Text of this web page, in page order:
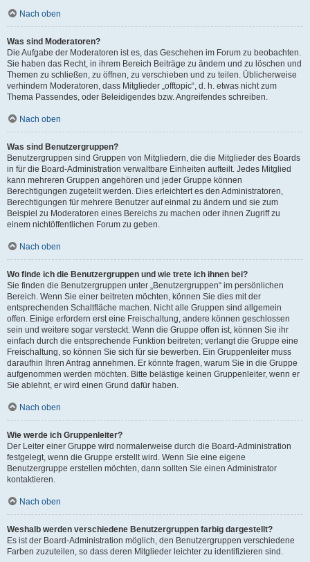
Nach oben
Was sind Moderatoren?
Die Aufgabe der Moderatoren ist es, das Geschehen im Forum zu beobachten.
Sie haben das Recht, in ihrem Bereich Beiträge zu ändern und zu löschen und
Themen zu schließen, zu öffnen, zu verschieben und zu teilen. Üblicherweise
verhindern Moderatoren, dass Mitglieder „offtopic“, d. h. etwas nicht zum
Thema Passendes, oder Beleidigendes bzw. Angreifendes schreiben.
Nach oben
Was sind Benutzergruppen?
Benutzergruppen sind Gruppen von Mitgliedern, die die Mitglieder des Boards
in für die Board-Administration verwaltbare Einheiten aufteilt. Jedes Mitglied
kann mehreren Gruppen angehören und jeder Gruppe können
Berechtigungen zugeteilt werden. Dies erleichtert es den Administratoren,
Berechtigungen für mehrere Benutzer auf einmal zu ändern und sie zum
Beispiel zu Moderatoren eines Bereichs zu machen oder ihnen Zugriff zu
einem nichtöffentlichen Forum zu geben.
Nach oben
Wo finde ich die Benutzergruppen und wie trete ich ihnen bei?
Sie finden die Benutzergruppen unter „Benutzergruppen“ im persönlichen
Bereich. Wenn Sie einer beitreten möchten, können Sie dies mit der
entsprechenden Schaltfläche machen. Nicht alle Gruppen sind allgemein
offen. Einige erfordern erst eine Freischaltung, andere können geschlossen
sein und weitere sogar versteckt. Wenn die Gruppe offen ist, können Sie ihr
einfach durch die entsprechende Funktion beitreten; verlangt die Gruppe eine
Freischaltung, so können Sie sich für sie bewerben. Ein Gruppenleiter muss
daraufhin Ihren Antrag annehmen. Er könnte fragen, warum Sie in die Gruppe
aufgenommen werden möchten. Bitte belästige keinen Gruppenleiter, wenn er
Sie ablehnt, er wird einen Grund dafür haben.
Nach oben
Wie werde ich Gruppenleiter?
Der Leiter einer Gruppe wird normalerweise durch die Board-Administration
festgelegt, wenn die Gruppe erstellt wird. Wenn Sie eine eigene
Benutzergruppe erstellen möchten, dann sollten Sie einen Administrator
kontaktieren.
Nach oben
Weshalb werden verschiedene Benutzergruppen farbig dargestellt?
Es ist der Board-Administration möglich, den Benutzergruppen verschiedene
Farben zuzuteilen, so dass deren Mitglieder leichter zu identifizieren sind.